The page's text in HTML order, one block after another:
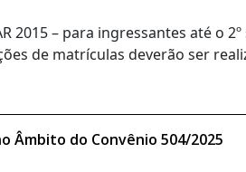
2015 – para ingressantes até o
de matrículas deverão ser
Âmbito do Convênio 504/2025